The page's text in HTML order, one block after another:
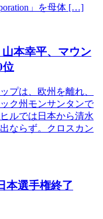
」を母体 […]
山本幸平、マウン
位
プは、欧州を離れ、
ク州モンサンタンで
ルでは日本から清水
ならず。クロスカン
本選手権終了